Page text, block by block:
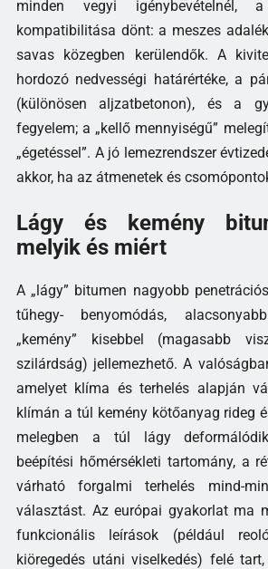
minden vegyi igénybevételnél,
kompatibilitása dönt: a meszes
savas közegben kerülendők. A
hordozó nedvességi határértéke, a
(különösen aljzatbetonon), és a
fegyelem; a „kellő mennyiségű”
„égetéssel”. A jó lemezrendszer
akkor, ha az átmenetek és
Lágy és kemény
melyik és miért
A „lágy” bitumen nagyobb
tűhegy- benyomódás,
„kemény” kisebbel (magasabb
szilárdság) jellemezhető. A
amelyet klíma és terhelés alapján
klímán a túl kemény kötőanyag rideg
melegben a túl lágy
beépítési hőmérsékleti tartomány, a
várható forgalmi terhelés mind-
választást. Az európai gyakorlat ma
funkcionális leírások (például
kiöregedés utáni viselkedés) felé